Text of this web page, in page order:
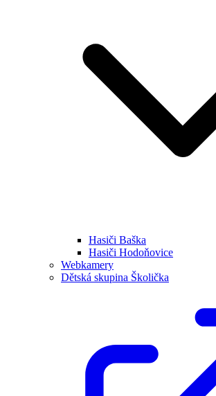
Hasiči Baška
Hasiči Hodoňovice
Webkamery
Dětská skupina Školička